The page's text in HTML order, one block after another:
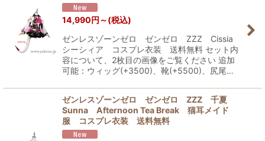
14,990円 ～(税込)
ゼンレスゾーンゼロ ゼンゼロ ZZZ Cissia
シーシィア コスプレ衣装 送料無料 セット内
容について、2枚目の画像をご覧ください 追加
可能：ウィッグ(+3500)、靴(+5500)、尻尾…
ゼンレスゾーンゼロ ゼンゼロ ZZZ 千夏
Sunna Afternoon Tea Break 猫耳メイド
服 コスプレ衣装 送料無料